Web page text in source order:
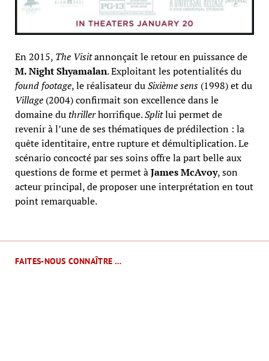
FAITES-NOUS CONNAÎTRE …
En 2015, The Visitannonçait le retour en puissance de
M. Night Shyamalan. Exploitant les potentialités du
found footage, le réalisateur duSixième sens(1998) et du
Village (2004) confirmait son excellence dans le
domaine duthrillerhorrifique.Splitlui permet de
revenir à l’une de ses thématiques de prédilection : la
quête identitaire, entre rupture et démultiplication. Le
scénario concocté par ses soins offre la part belle aux
questions de forme et permet àJames McAvoy, son
acteur principal, de proposer une interprétation en tout
point remarquable.